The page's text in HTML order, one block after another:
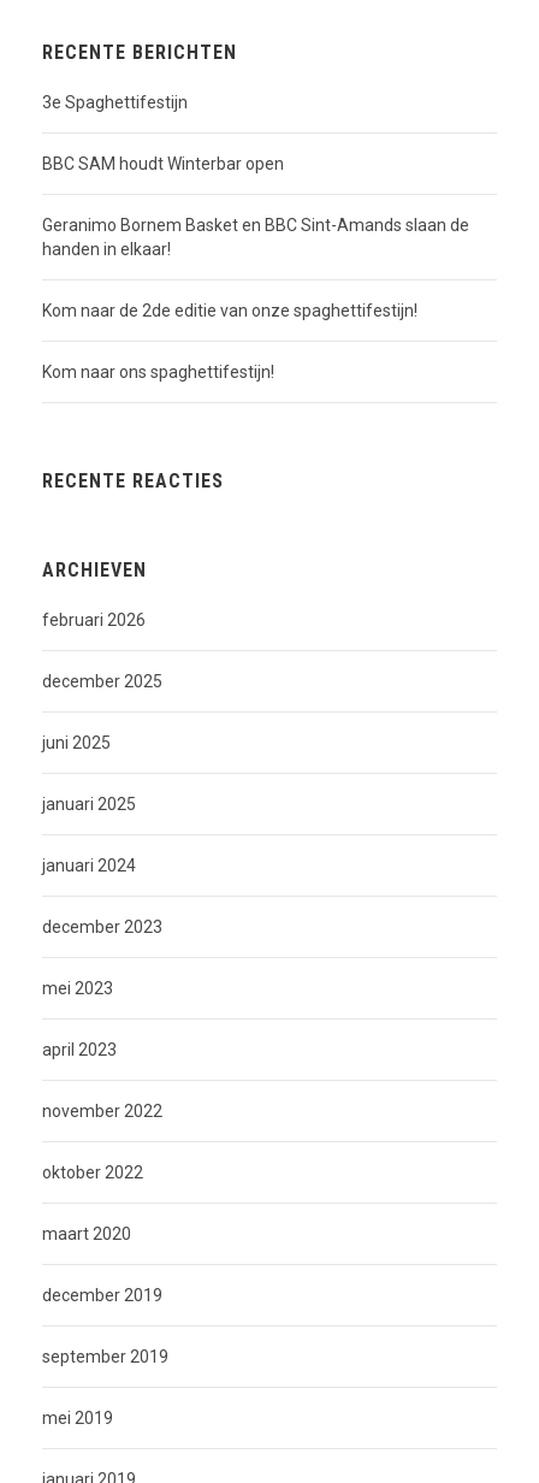
RECENTE BERICHTEN
3e Spaghettifestijn
BBC SAM houdt Winterbar open
Geranimo Bornem Basket en BBC Sint-Amands slaan de
handen in elkaar!
Kom naar de 2de editie van onze spaghettifestijn!
Kom naar ons spaghettifestijn!
RECENTE REACTIES
ARCHIEVEN
februari 2026
december 2025
juni 2025
januari 2025
januari 2024
december 2023
mei 2023
april 2023
november 2022
oktober 2022
maart 2020
december 2019
september 2019
mei 2019